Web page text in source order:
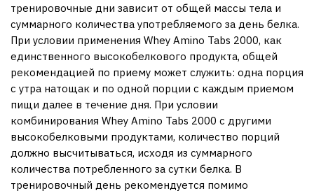
тренировочные дни зависит от общей массы тела и
суммарного количества употребляемого за день белка.
При условии применения Whey Amino Tabs 2000, как
единственного высокобелкового продукта, общей
рекомендацией по приему может служить: одна порция
с утра натощак и по одной порции с каждым приемом
пищи далее в течение дня. При условии
комбинирования Whey Amino Tabs 2000 с другими
высокобелковыми продуктами, количество порций
должно высчитываться, исходя из суммарного
количества потребленного за сутки белка. В
тренировочный день рекомендуется помимо